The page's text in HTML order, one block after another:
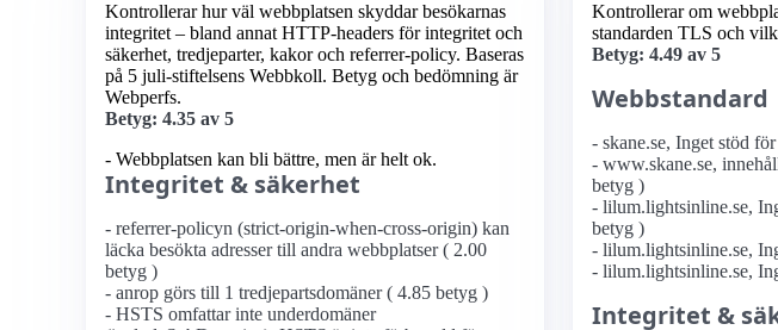
Kontrollerar hur väl webbplatsen skyddar besökarnas
integritet – bland annat HTTP-headers för integritet och
säkerhet, tredjeparter, kakor och referrer-policy. Baseras
på 5 juli-stiftelsens Webbkoll. Betyg och bedömning är
Webperfs.
Betyg: 4.35 av 5
- Webbplatsen kan bli bättre, men är helt ok.
Integritet & säkerhet
- referrer-policyn (strict-origin-when-cross-origin) kan
läcka besökta adresser till andra webbplatser ( 2.00
betyg )
- anrop görs till 1 tredjepartsdomäner ( 4.85 betyg )
- HSTS omfattar inte underdomäner
Kontrollerar om
standarden TLS och
Betyg: 4.49 av 5
Webbstandard
- skane.se, Inget stöd
- www.skane.se,
betyg )
- lilum.lightsinline.se,
betyg )
- lilum.lightsinline.se,
- lilum.lightsinline.se,
Integritet &